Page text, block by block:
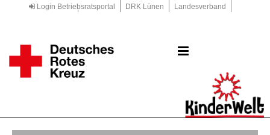
Login Betriebsratsportal DRK Lünen
Landesverband